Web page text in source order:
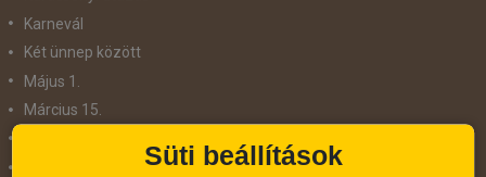
Karnevál
Két ünnep között
Május 1.
Március 15.
Süti beállítások